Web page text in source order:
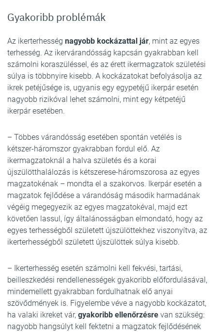
Gyakoribb problémák
Az ikerterhesség nagyobb kockázattal jár, mint az egyes
terhesség. Az ikervárandósság kapcsán gyakrabban kell
számolni koraszüléssel, és az érett ikermagzatok születési
súlya is többnyire kisebb. A kockázatokat befolyásolja az
ikrek petéjűsége is, ugyanis egy egypetéjű ikerpár esetén
nagyobb rizikóval lehet számolni, mint egy kétpetéjű
ikerpár esetében.
– Többes várandósság esetében spontán vetélés is
kétszer-háromszor gyakrabban fordul elő. Az
ikermagzatoknál a halva születés és a korai
újszülötthalálozás is kétszerese-háromszorosa az egyes
magzatokénak – mondta el a szakorvos. Ikerpár esetén a
magzatok fejlődése a várandóság második harmadának
végéig megegyezik az egyes magzatokéval, majd ezt
követően lassul, így általánosságban elmondató, hogy az
egyes terhességből született újszülöttekhez viszonyítva, az
ikerterhességből született újszülöttek súlya kisebb.
– Ikerterhesség esetén számolni kell fekvési, tartási,
beilleszkedési rendellenességek gyakoribb előfordulásával,
mindemellett gyakrabban fordulhatnak elő anyai
szövődmények is. Figyelembe véve a nagyobb kockázatot,
ha valaki ikreket vár, gyakoribb ellenőrzésre van szükség:
nagyobb hangsúlyt kell fektetni a magzatok fejlődésének